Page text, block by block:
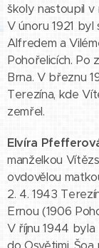
školy nastoupil v
V únoru 1921
Alfredem a
Pohořelicích. Po
Brna. V březnu
Terezína, kde
zemřel.
Elvíra
manželkou
ovdovělou
2. 4. 1943
Ernou (1906
V říjnu 1944